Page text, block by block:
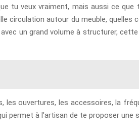
tu veux vraiment, mais aussi ce
circulation autour du meuble,
un grand volume à structurer,
ouvertures, les accessoires, la
permet à l’artisan de te proposer